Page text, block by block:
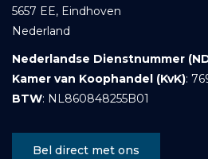
5657 EE, Eindhoven
Nederland
Nederlandse Dienstnummer
Kamer van Koophandel (KvK):
BTW: NL860848255B01
Bel direct met ons